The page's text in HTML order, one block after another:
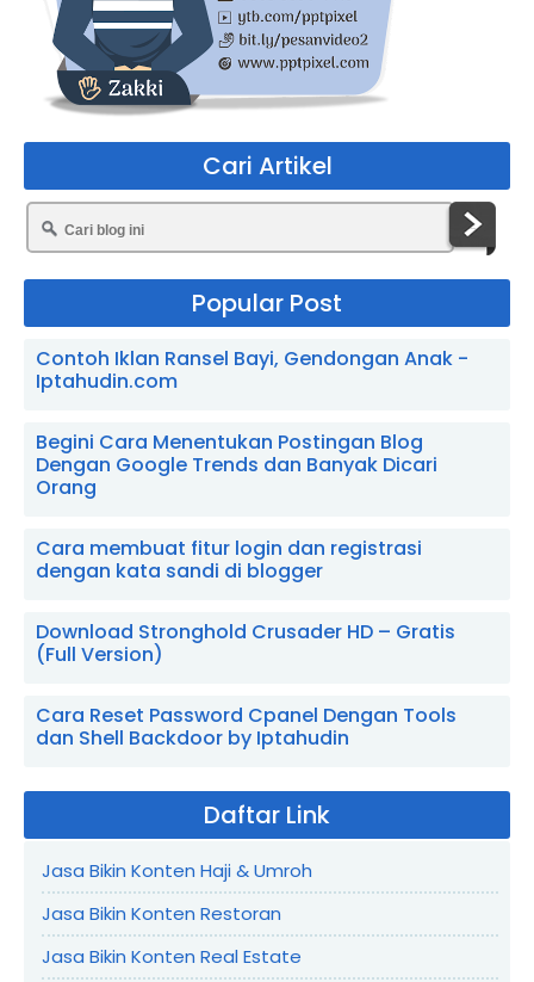
Cari Artikel
Popular Post
Contoh Iklan Ransel Bayi, Gendongan Anak -
Iptahudin.com
Begini Cara Menentukan Postingan Blog
Dengan Google Trends dan Banyak Dicari
Orang
Cara membuat fitur login dan registrasi
dengan kata sandi di blogger
Download Stronghold Crusader HD – Gratis
(Full Version)
Cara Reset Password Cpanel Dengan Tools
dan Shell Backdoor by Iptahudin
Daftar Link
Jasa Bikin Konten Haji & Umroh
Jasa Bikin Konten Restoran
Jasa Bikin Konten Real Estate